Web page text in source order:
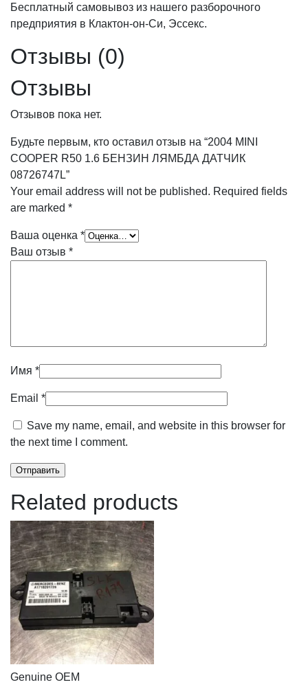
Бесплатный самовывоз из нашего разборочного
предприятия в Клактон-он-Си, Эссекс.
Отзывы (0)
Отзывы
Отзывов пока нет.
Будьте первым, кто оставил отзыв на “2004 MINI
COOPER R50 1.6 БЕНЗИН ЛЯМБДА ДАТЧИК
08726747L”
Your email address will not be published. Required fields
are marked *
Ваша оценка *
Ваш отзыв *
Имя *
Email *
Save my name, email, and website in this browser for
the next time I comment.
Related products
Genuine OEM